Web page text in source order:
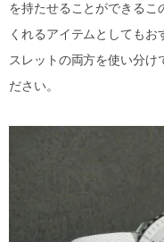
を持たせることができるこ
くれるアイテムとしても
スレットの両方を使い分け
ださい。